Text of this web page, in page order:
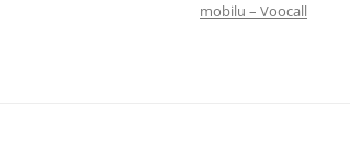
mobilu – Voocall